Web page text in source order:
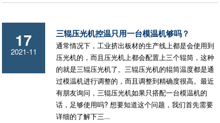
17
2021-11
三辊压光机控温只用一台模温机够吗？
通常情况下，工业挤出板材的生产线上都是会使用到
压光机的，而且压光机上都会配置上三个辊筒，这种
的就是三辊压光机了。三辊压光机的辊筒温度都是通
过模温机进行调整的，而且调整到精确度很高。最近
有朋友询问，三辊压光机如果只搭配一台模温机的
话，足够使用吗? 想要知道这个问题，我们首先需要
详细的了解下三...